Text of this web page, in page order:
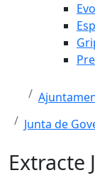
Junta de
Extracte